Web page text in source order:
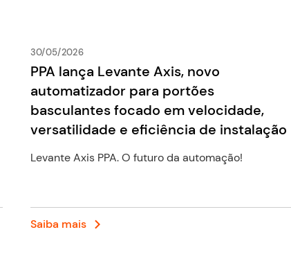
30/05/2026
PPA lança Levante Axis, novo
automatizador para portões
basculantes focado em velocidade,
versatilidade e eficiência de instalação
Levante Axis PPA. O futuro da automação!
Saiba mais